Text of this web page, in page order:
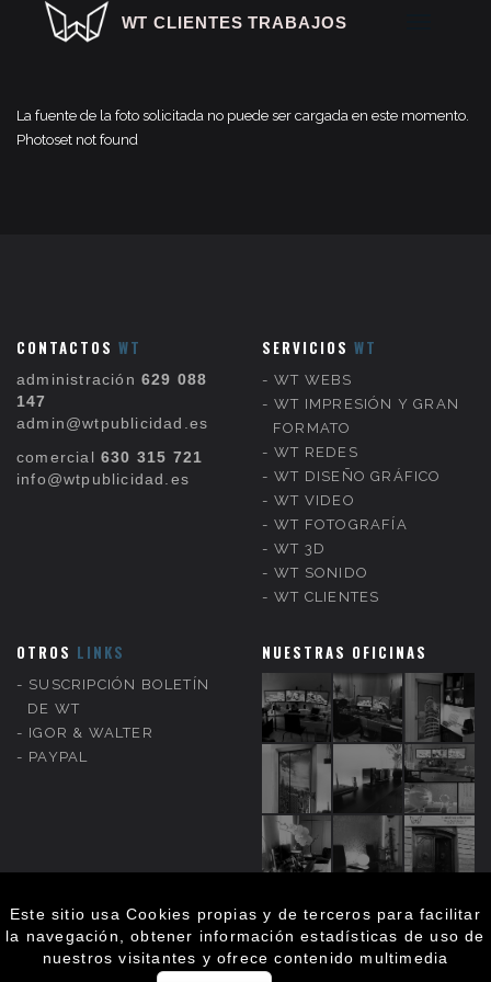
WT CLIENTES TRABAJOS
COMERCIOS
La fuente de la foto solicitada no puede ser cargada en este momento.
Photoset not found
CONTACTOS WT
administración 629 088
147
admin@wtpublicidad.es
comercial 630 315 721
info@wtpublicidad.es
SERVICIOS WT
WT WEBS
WT IMPRESIÓN Y GRAN
FORMATO
WT REDES
WT DISEÑO GRÁFICO
WT VIDEO
WT FOTOGRAFÍA
WT 3D
WT SONIDO
WT CLIENTES
OTROS LINKS
SUSCRIPCIÓN BOLETÍN
DE WT
IGOR & WALTER
PAYPAL
NUESTRAS OFICINAS
WT DISEÑO & PUBLICIDADwtpublicidad.es
Este sitio usa Cookies propias y de terceros para facilitar
la navegación, obtener información estadísticas de uso de
nuestros visitantes y ofrece contenido multimedia